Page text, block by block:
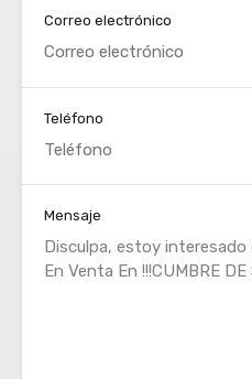
Correo electrónico
Teléfono
Mensaje